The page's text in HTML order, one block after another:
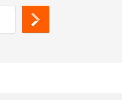
Перу
Плато Путорана
Подмосковье